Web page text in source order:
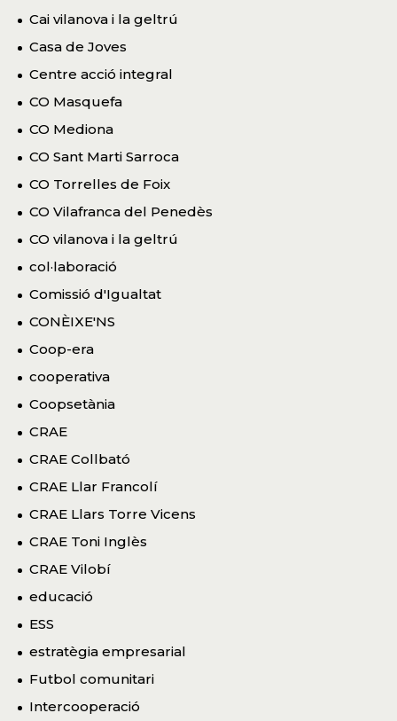
Cai vilanova i la geltrú
Casa de Joves
Centre acció integral
CO Masquefa
CO Mediona
CO Sant Marti Sarroca
CO Torrelles de Foix
CO Vilafranca del Penedès
CO vilanova i la geltrú
col·laboració
Comissió d'Igualtat
CONÈIXE'NS
Coop-era
cooperativa
Coopsetània
CRAE
CRAE Collbató
CRAE Llar Francolí
CRAE Llars Torre Vicens
CRAE Toni Inglès
CRAE Vilobí
educació
ESS
estratègia empresarial
Futbol comunitari
Intercooperació